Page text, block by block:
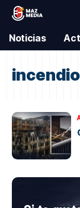
Noticias
incendio